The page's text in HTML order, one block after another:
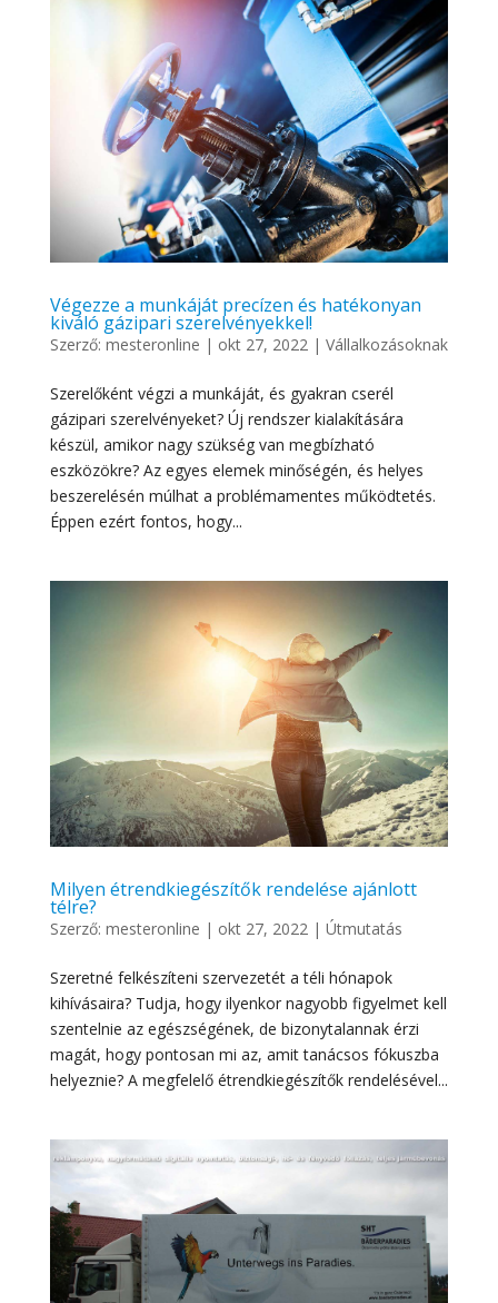
Végezze a munkáját precízen és hatékonyan
kiváló gázipari szerelvényekkel!
Szerző: mesteronline | okt 27, 2022| Vállalkozásoknak
Szerelőként végzi a munkáját, és gyakran cserél
gázipari szerelvényeket? Új rendszer kialakítására
készül, amikor nagy szükség van megbízható
eszközökre? Az egyes elemek minőségén, és helyes
beszerelésén múlhat a problémamentes működtetés.
Éppen ezért fontos, hogy...
Milyen étrendkiegészítők rendelése ajánlott
télre?
Szerző: mesteronline | okt 27, 2022| Útmutatás
Szeretné felkészíteni szervezetét a téli hónapok
kihívásaira? Tudja, hogy ilyenkor nagyobb figyelmet kell
szentelnie az egészségének, de bizonytalannak érzi
magát, hogy pontosan mi az, amit tanácsos fókuszba
helyeznie? A megfelelő étrendkiegészítők rendelésével...